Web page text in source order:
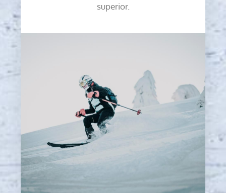
superior.